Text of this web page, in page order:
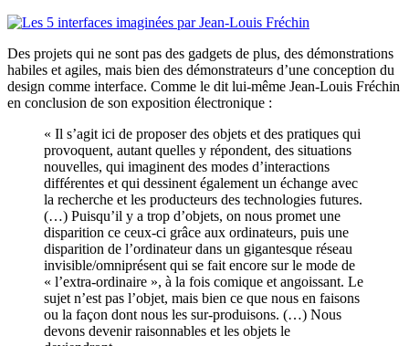
Des projets qui ne sont pas des gadgets de plus, des démonstrations
habiles et agiles, mais bien des démonstrateurs d’une conception du
design comme interface. Comme le dit lui-même Jean-Louis Fréchin
en conclusion de son exposition électronique :
« Il s’agit ici de proposer des objets et des pratiques qui
provoquent, autant quelles y répondent, des situations
nouvelles, qui imaginent des modes d’interactions
différentes et qui dessinent également un échange avec
la recherche et les producteurs des technologies futures.
(…) Puisqu’il y a trop d’objets, on nous promet une
disparition ce ceux-ci grâce aux ordinateurs, puis une
disparition de l’ordinateur dans un gigantesque réseau
invisible/omniprésent qui se fait encore sur le mode de
« l’extra-ordinaire », à la fois comique et angoissant. Le
sujet n’est pas l’objet, mais bien ce que nous en faisons
ou la façon dont nous les sur-produisons. (…) Nous
devons devenir raisonnables et les objets le